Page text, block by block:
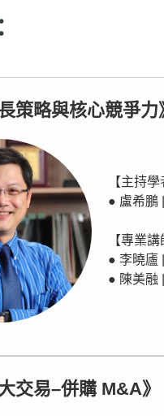
策略與核心競爭力
【主持學
● 盧希鵬
【專業講
● 李曉廬
● 陳美融
交易–併購 M&A》